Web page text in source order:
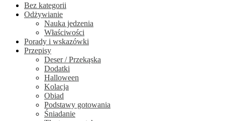
Bez kategorii
Odżywianie
Nauka jedzenia
Właściwości
Porady i wskazówki
Przepisy
Deser / Przekąska
Dodatki
Halloween
Kolacja
Obiad
Podstawy gotowania
Śniadanie